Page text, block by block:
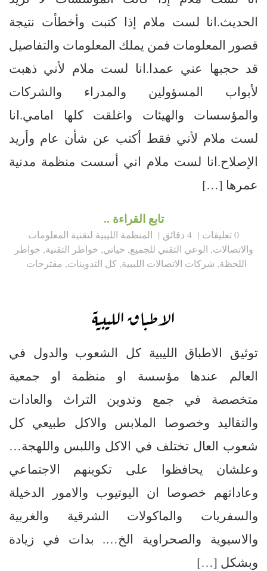
الحديث.انا لست ملام إذا كتبت وأخطأت نتيجة
قصور المعلومات فمن يملك المعلومات والتفاصيل
قد حجبها عني عمدا.انا لست ملام لأني ذهبت
لأبواب المسؤولين والمدراء والشركات
والمؤسسات والهيئات واغلقت كلها امامي.انا
لست ملام لأني فقط أكتب عن شأن عام وأريد
الإصلاح.انا لست ملام اني أسست منظمة مدنية
عمرها […]
تابع القراءة ..
0 تعليقات 4 دقائق
المنظمة الليبية لتقنية المعلومات
والاتصالات, الوعي التقني للجميع, حياتي, خواطر التقنية, خواطر
اللحظة, شركات الاتصالات الليبية, كل التدوينات, مقترحات
الاطباق الليبية
توثيق الاطباق الليبية كل الشعوب والدول في
العالم عندها مؤسسة او منظمة او جمعية
متخصصة في جمع وتدوين التراث والعادات
والتقاليد وخصوصا الملابس والاكل طبيعي كل
شعوب العال تختلف في الاكل واللبس واللهجة…
وعلشان يحافظوا على تكوينهم الاجتماعي
وعاداتهم خصوصا ان اليوتيوب والامور الدخيلة
والسفريات والماكولات الشرقية والغربية
والاسيوية والصحراوية الخ…. بدات في زيادة
وبشكل […]